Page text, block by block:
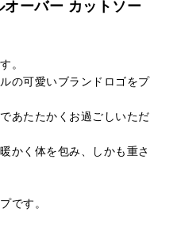
ーバー カットソー
。
の可愛いブランドロゴをプ
あたたかくお過ごしいただ
かく体を包み、しかも重さ
です。